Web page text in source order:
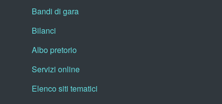
Bandi di gara
Bilanci
Albo pretorio
Servizi online
Elenco siti tematici